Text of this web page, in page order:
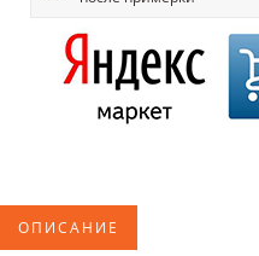
ОПИСАНИЕ